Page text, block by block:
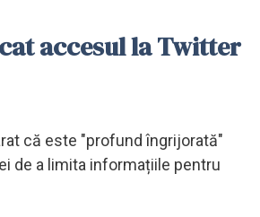
accesul la Twitter
că este "profund îngrijorată"
de a limita informațiile pentru